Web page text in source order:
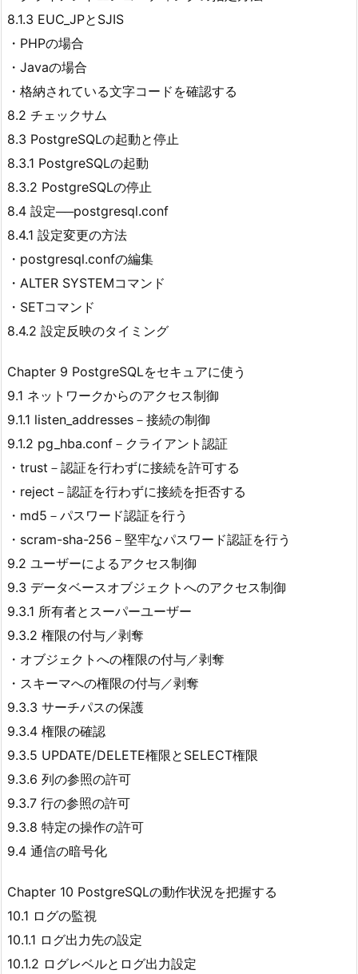
8.1.3 EUC_JPとSJIS
・PHPの場合
・Javaの場合
・格納されている文字コードを確認する
8.2 チェックサム
8.3 PostgreSQLの起動と停止
8.3.1 PostgreSQLの起動
8.3.2 PostgreSQLの停止
8.4 設定──postgresql.conf
8.4.1 設定変更の方法
・postgresql.confの編集
・ALTER SYSTEMコマンド
・SETコマンド
8.4.2 設定反映のタイミング
Chapter 9 PostgreSQLをセキュアに使う
9.1 ネットワークからのアクセス制御
9.1.1 listen_addresses－接続の制御
9.1.2 pg_hba.conf－クライアント認証
・trust－認証を行わずに接続を許可する
・reject－認証を行わずに接続を拒否する
・md5－パスワード認証を行う
・scram-sha-256－堅牢なパスワード認証を行う
9.2 ユーザーによるアクセス制御
9.3 データベースオブジェクトへのアクセス制御
9.3.1 所有者とスーパーユーザー
9.3.2 権限の付与／剥奪
・オブジェクトへの権限の付与／剥奪
・スキーマへの権限の付与／剥奪
9.3.3 サーチパスの保護
9.3.4 権限の確認
9.3.5 UPDATE/DELETE権限とSELECT権限
9.3.6 列の参照の許可
9.3.7 行の参照の許可
9.3.8 特定の操作の許可
9.4 通信の暗号化
Chapter 10 PostgreSQLの動作状況を把握する
10.1 ログの監視
10.1.1 ログ出力先の設定
10.1.2 ログレベルとログ出力設定